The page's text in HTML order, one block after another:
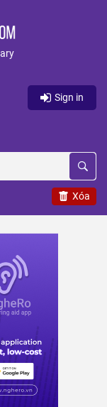
Sign in
Xóa